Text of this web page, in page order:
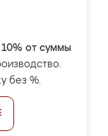
10% от суммы
без %.